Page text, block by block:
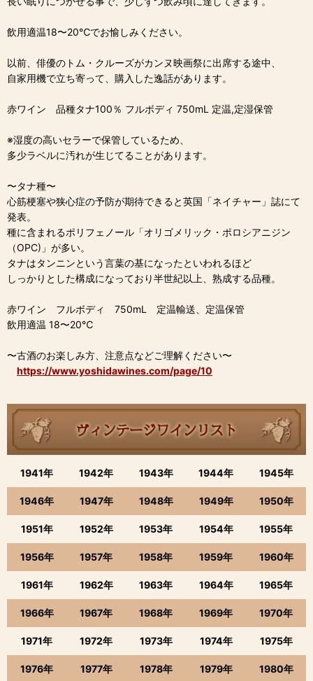
飲用適温18〜20℃でお愉しみください。
以前、俳優のトム・クルーズがカンヌ映画祭に出席する途中、
自家用機で立ち寄って、購入した逸話があります。
赤ワイン 品種タナ100％ フルボディ 750mL 定温,定湿保管
※湿度の高いセラーで保管しているため、
多少ラベルに汚れが生じてることがあります。
〜タナ種〜
心筋梗塞や狭心症の予防が期待できると英国「ネイチャー」誌にて
発表。
種に含まれるポリフェノール「オリゴメリック・ポロシアニジン
（OPC)」が多い。
タナはタンニンという言葉の基になったといわれるほど
しっかりとした構成になっており半世紀以上、熟成する品種。
赤ワイン フルボディ 750mL 定温輸送、定温保管
飲用適温 18〜20℃
〜古酒のお楽しみ方、注意点などご理解ください〜
https://www.yoshidawines.com/page/10
1941年 1942年 1943年 1944年 1945年
1946年 1947年 1948年 1949年 1950年
1951年 1952年 1953年 1954年 1955年
1956年 1957年 1958年 1959年 1960年
1961年 1962年 1963年 1964年 1965年
1966年 1967年 1968年 1969年 1970年
1971年 1972年 1973年 1974年 1975年
1976年 1977年 1978年 1979年 1980年